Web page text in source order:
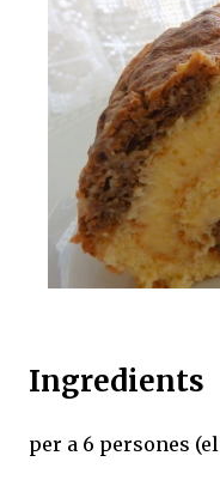
Ingredients
per a 6 persones